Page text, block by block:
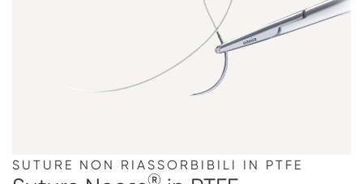
SUTURE NON RIASSORBIBILI IN PTFE
®